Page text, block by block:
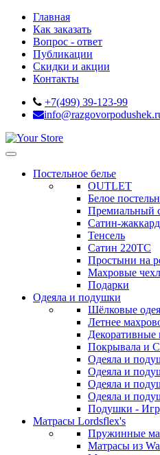
Главная
Как заказать
Вопрос - ответ
Публикации
Скидки и акции
Контакты
+7(499) 39-123-99
Постельное белье
OUTLET
Белое
Премиальный
Сатин-жаккард
Тенсель
Сатин 220ТС
Простыни на
Махровые
Подарки
Одеяла и подушки
Шёлковые
Летнее
Покрывала и
Одеяла и
Одеяла и
Одеяла и
Одеяла и
Подушки -
Матрасы Lordsflex's
Пружинные
Матрасы из